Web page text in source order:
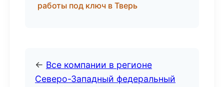
работы под ключ в Тверь
← Все компании в регионе
Северо-Западный федеральный